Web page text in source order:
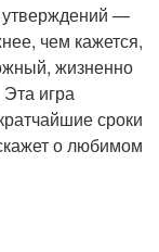
утверждений —
чем кажется,
жизненно
игра
сроки
о любимом